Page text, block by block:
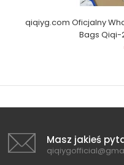
qiqiyg.com Oficjalny
Bags Qiqi-
Masz jakieś